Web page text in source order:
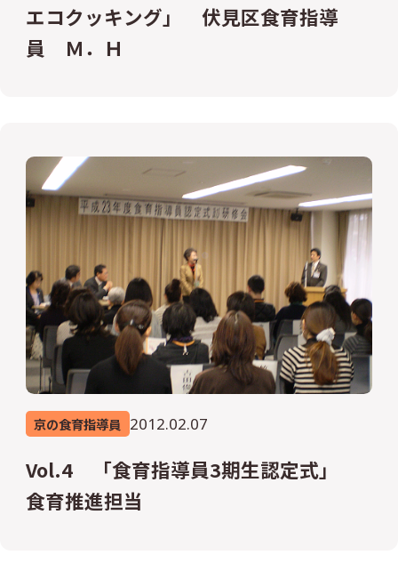
エコクッキング」 伏見区食育指導
員 Ｍ．Ｈ
京の食育指導員 2012.02.07
Vol.4 「食育指導員3期生認定式」
食育推進担当